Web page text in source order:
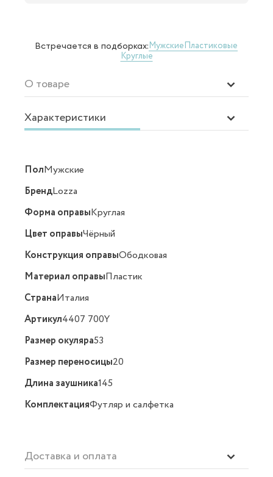
Встречается в подборках:МужскиеПластиковые
Круглые
О товаре
Характеристики
ПолМужские
БрендLozza
Форма оправыКруглая
Цвет оправыЧёрный
Конструкция оправыОбодковая
Материал оправыПластик
СтранаИталия
Артикул4407 700Y
Размер окуляра53
Размер переносицы20
Длина заушника145
КомплектацияФутляр и салфетка
Доставка и оплата